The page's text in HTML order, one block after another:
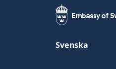
Svenska